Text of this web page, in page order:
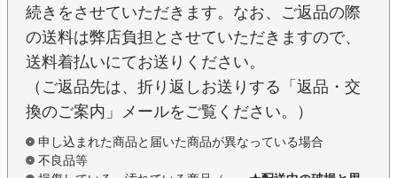
続きをさせていただきます。なお、ご返品の際
の送料は弊店負担とさせていただきますので、
送料着払いにてお送りください。
（ご返品先は、折り返しお送りする「返品・交
換のご案内」メールをご覧ください。）
申し込まれた商品と届いた商品が異なっている場合
不良品等